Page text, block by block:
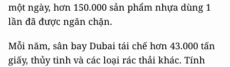
một ngày, hơn 150.000 sản phẩm nhựa dùng 1
lần đã được ngăn chặn.
Mỗi năm, sân bay Dubai tái chế hơn 43.000 tấn
giấy, thủy tinh và các loại rác thải khác. Tính